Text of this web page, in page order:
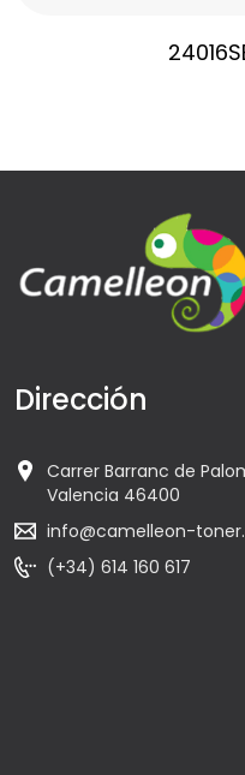
Dirección
Carrer Barranc de
Valencia 46400
info@camelleon-
(+34) 614 160 617